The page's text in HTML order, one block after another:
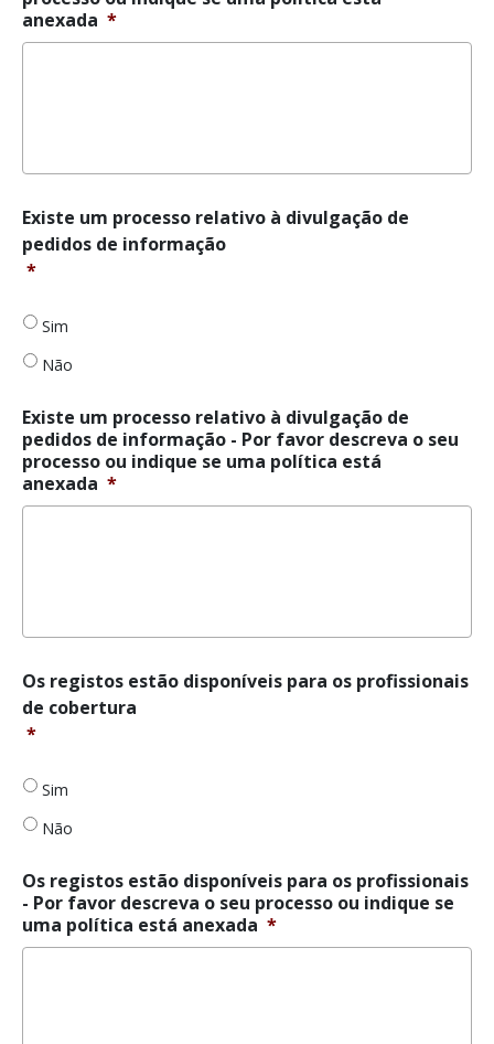
anexada *
Há
um
processo
divulgação
de
pedidos
informação *
Existe um processo relativo à divulgação de
pedidos de informação
*
Sim
Não
Existe um processo relativo à divulgação de
pedidos de informação - Por favor descreva o seu
processo ou indique se uma política está
anexada *
Os
registos
estão
os
profissionais
de
Os registos estão disponíveis para os profissionais
de cobertura
*
Sim
Não
Os registos estão disponíveis para os profissionais
- Por favor descreva o seu processo ou indique se
uma política está anexada *